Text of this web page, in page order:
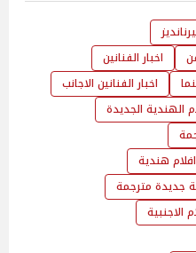
اخبار الفنانين
اخبار الفنانين الاجانب
الهندية الجديدة
افلام هندية
جديدة مترجمة
الاجنبية